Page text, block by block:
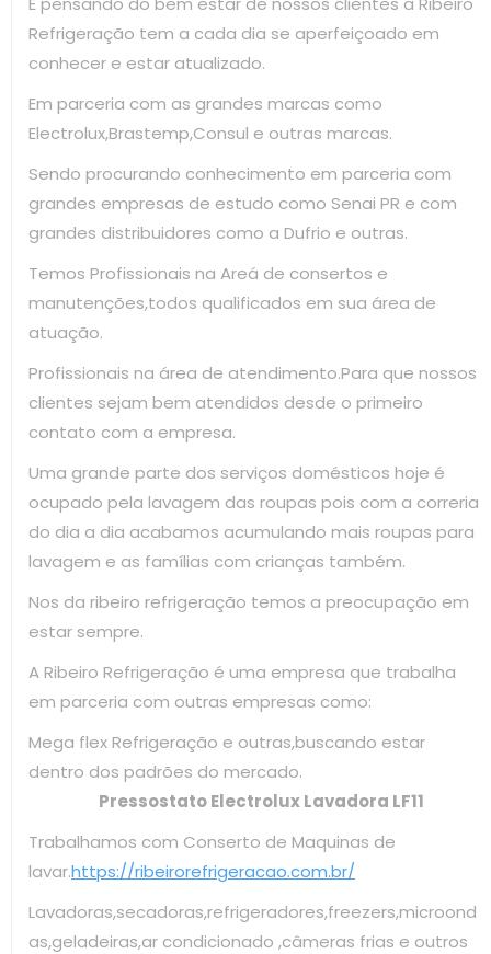
Refrigeração tem a cada dia se aperfeiçoado em
conhecer e estar atualizado.
Em parceria com as grandes marcas como
Electrolux,Brastemp,Consul e outras marcas.
Sendo procurando conhecimento em parceria com
grandes empresas de estudo como Senai PR e com
grandes distribuidores como a Dufrio e outras.
Temos Profissionais na Areá de consertos e
manutenções,todos qualificados em sua área de
atuação.
Profissionais na área de atendimento.Para que nossos
clientes sejam bem atendidos desde o primeiro
contato com a empresa.
Uma grande parte dos serviços domésticos hoje é
ocupado pela lavagem das roupas pois com a correria
do dia a dia acabamos acumulando mais roupas para
lavagem e as famílias com crianças também.
Nos da ribeiro refrigeração temos a preocupação em
estar sempre.
A Ribeiro Refrigeração é uma empresa que trabalha
em parceria com outras empresas como:
Mega flex Refrigeração e outras,buscando estar
dentro dos padrões do mercado.
Pressostato Electrolux Lavadora LF11
Trabalhamos com Conserto de Maquinas de
lavar.https://ribeirorefrigeracao.com.br/
Lavadoras,secadoras,refrigeradores,freezers,microond
as,geladeiras,ar condicionado ,câmeras frias e outros